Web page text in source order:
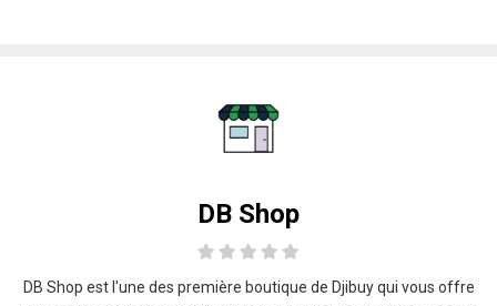
DB Shop
DB Shop est l'une des première boutique de Djibuy qui vous offre